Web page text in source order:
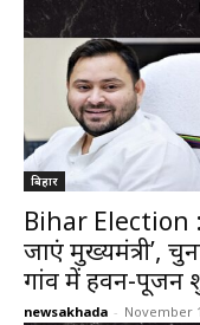
बिहार
Bihar Election :
जाएं मुख्यमंत्री’,
गांव में हवन-पूजन
newsakhada - November